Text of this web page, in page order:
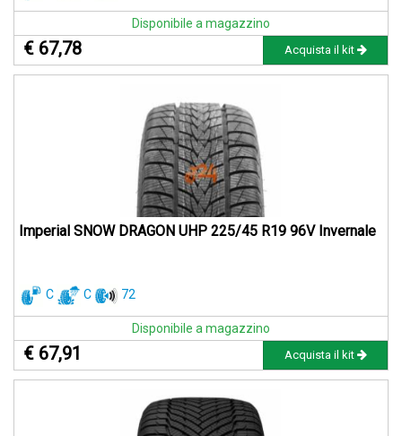
Disponibile a magazzino
€ 67,78 Acquista il kit
Imperial SNOW DRAGON UHP 225/45 R19 96V Invernale
C C 72
Disponibile a magazzino
€ 67,91 Acquista il kit